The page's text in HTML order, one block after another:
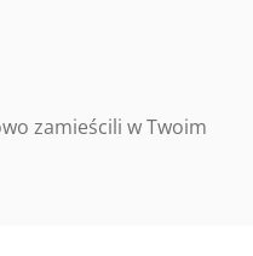
zamieścili w Twoim